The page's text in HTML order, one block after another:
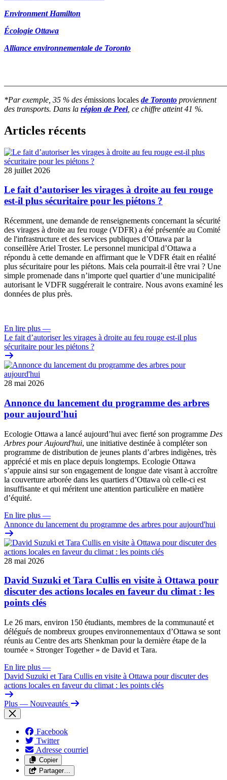
Environment Hamilton
Écologie Ottawa
Alliance environnementale de Toronto
*Par exemple, 35 % des émissions locales de Toronto proviennent
des transports. Dans la région de Peel, ce chiffre atteint 41 %.
Articles récents
28 juillet 2026
Le fait d’autoriser les virages à droite au feu rouge
est-il plus sécuritaire pour les piétons ?
Récemment, une demande de renseignements concernant la sécurité
des virages à droite au feu rouge (VDFR) a été présentée au Comité
de l'infrastructure et des services publiques d’Ottawa par la
conseillère Ariel Troster. Le personnel municipal d’Ottawa a
répondu à cette demande en affirmant que le VDFR était en réalité
plus sécuritaire pour les piétons. Mais cela pourrait-il être vrai ? Une
simple promenade dans n’importe quel quartier d’une municipalité
autorisant le VDFR suggérerait le contraire. Nous avons examiné les
données de plus près.
En lire plus —
Le fait d’autoriser les virages à droite au feu rouge est-il plus
sécuritaire pour les piétons ?
28 mai 2026
Annonce du lancement du programme des arbres
pour aujourd'hui
Ecologie Ottawa a lancé aujourd’hui avec fierté son programme Des
Arbres pour Aujourd'hui, une initiative destinée à compléter son
programme de distribution de jeunes plants d’arbres indigènes, très
apprécié et mis en place depuis longtemps. Ecologie Ottawa
s’appuie ainsi sur son engagement de longue date visant à accroître
la couverture arborée dans les quartiers d’Ottawa où celle-ci est
insuffisante et qui méritent une attention particulière en matière
d’équité.
En lire plus —
Annonce du lancement du programme des arbres pour aujourd'hui
28 mai 2026
David Suzuki et Tara Cullis en visite à Ottawa pour
discuter des actions locales en faveur du climat : les
points clés
Le 26 mars, environ 150 étudiants, membres de la communauté et
délégués de nombreux groupes environnementaux d’Ottawa se sont
réunis au Centre des arts Shenkman pour la dernière étape de la
tournée « Stronger Together » de David et Tara.
En lire plus —
David Suzuki et Tara Cullis en visite à Ottawa pour discuter des
actions locales en faveur du climat : les points clés
Plus — Nouveautés
Facebook
Twitter
Adresse courriel
Copier
Partager…